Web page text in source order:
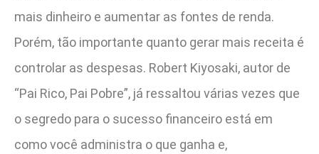
mais dinheiro e aumentar as fontes de renda.
Porém, tão importante quanto gerar mais receita é
controlar as despesas. Robert Kiyosaki, autor de
“Pai Rico, Pai Pobre”, já ressaltou várias vezes que
o segredo para o sucesso financeiro está em
como você administra o que ganha e,